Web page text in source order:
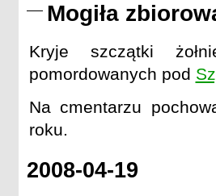
Mogiła
Kryje szczątki
pomordowanych pod
Na cmentarzu
roku.
2008-04-19